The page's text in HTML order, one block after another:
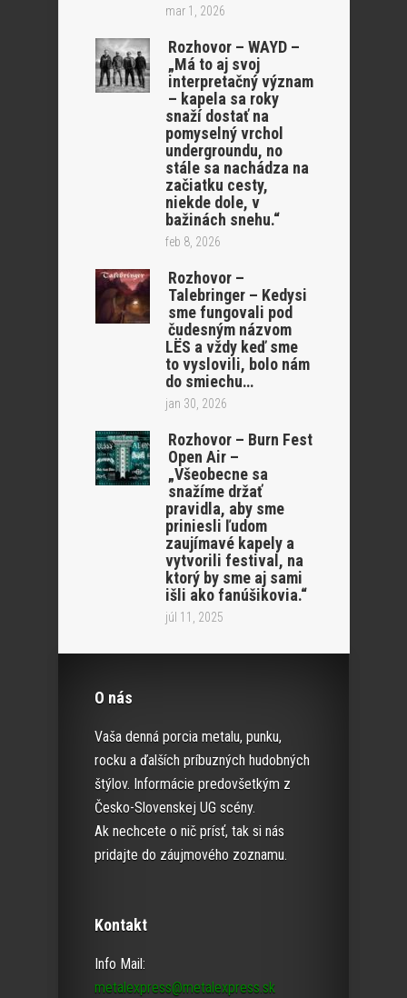
mar 1, 2026
Rozhovor – WAYD –
„Má to aj svoj
interpretačný význam
– kapela sa roky
snaží dostať na
pomyselný vrchol
undergroundu, no
stále sa nachádza na
začiatku cesty,
niekde dole, v
bažinách snehu.“
feb 8, 2026
Rozhovor –
Talebringer – Kedysi
sme fungovali pod
čudesným názvom
LËS a vždy keď sme
to vyslovili, bolo nám
do smiechu…
jan 30, 2026
Rozhovor – Burn Fest
Open Air –
„Všeobecne sa
snažíme držať
pravidla, aby sme
priniesli ľudom
zaujímavé kapely a
vytvorili festival, na
ktorý by sme aj sami
išli ako fanúšikovia.“
júl 11, 2025
O nás
Vaša denná porcia metalu, punku,
rocku a ďalších príbuzných hudobných
štýlov. Informácie predovšetkým z
Česko-Slovenskej UG scény.
Ak nechcete o nič prísť, tak si nás
pridajte do záujmového zoznamu.
Kontakt
Info Mail:
metalexpress@metalexpress.sk